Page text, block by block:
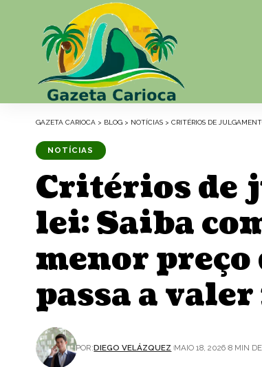
GAZETA CARIOCA > BLOG > NOTÍCIAS > CRITÉRIOS DE
NOTÍCIAS
Critérios de
lei: Saiba
menor preço
passa a
POR:DIEGO VELÁZQUEZ MAIO 18, 2026 8 MIN